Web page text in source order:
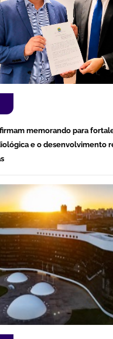
memorando para
e o desenvolvimento